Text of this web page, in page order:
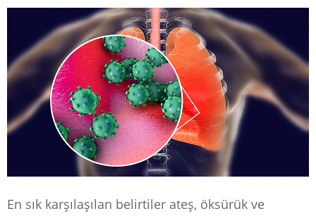
En sık karşılaşılan belirtiler ateş, öksürük ve